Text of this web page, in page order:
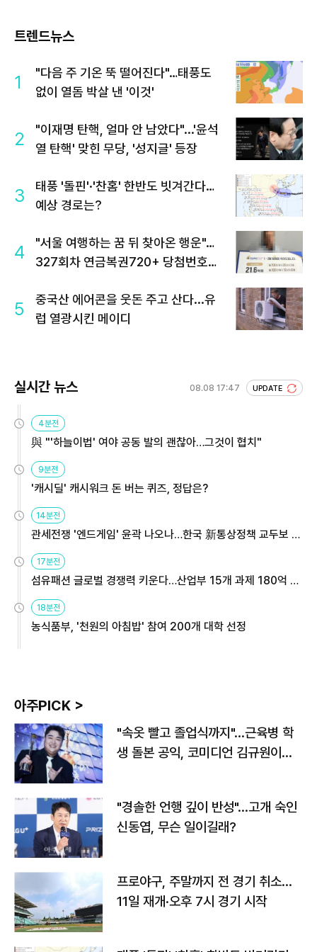
트렌드뉴스
1
"다음 주 기온 뚝 떨어진다"…태풍도
없이 열돔 박살 낸 '이것'
2
"이재명 탄핵, 얼마 안 남았다"...'윤석
열 탄핵' 맞힌 무당, '성지글' 등장
3
태풍 '돌핀'·'찬홈' 한반도 빗겨간다…
예상 경로는?
4
"서울 여행하는 꿈 뒤 찾아온 행운"…
327회차 연금복권720+ 당첨번호조
5
중국산 에어콘을 웃돈 주고 산다...유
럽 열광시킨 메이디
실시간 뉴스 08.08 17:47 UPDATE
4분전
與 "'하늘이법' 여야 공동 발의 괜찮아…그것이 협치"
9분전
'캐시딜' 캐시워크 돈 버는 퀴즈, 정답은?
14분전
관세전쟁 '엔드게임' 윤곽 나오나…한국 新통상정책 교두보 활
용해야
17분전
섬유패션 글로벌 경쟁력 키운다…산업부 15개 과제 180억 지
원
18분전
농식품부, '천원의 아침밥' 참여 200개 대학 선정
아주PICK >
"속옷 빨고 졸업식까지"…근육병 학
생 돌본 공익, 코미디언 김규원이었
"경솔한 언행 깊이 반성"…고개 숙인
신동엽, 무슨 일이길래?
프로야구, 주말까지 전 경기 취소…
11일 재개·오후 7시 경기 시작